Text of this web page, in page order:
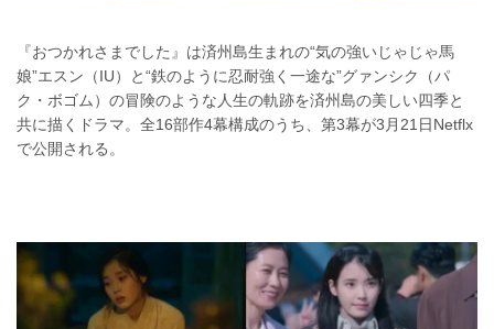
『おつかれさまでした』は済州島生まれの“気の強いじゃじゃ馬
娘”エスン（IU）と“鉄のように忍耐強く一途な”グァンシク（パ
ク・ボゴム）の冒険のような人生の軌跡を済州島の美しい四季と
共に描くドラマ。全16部作4幕構成のうち、第3幕が3月21日Netflx
で公開される。